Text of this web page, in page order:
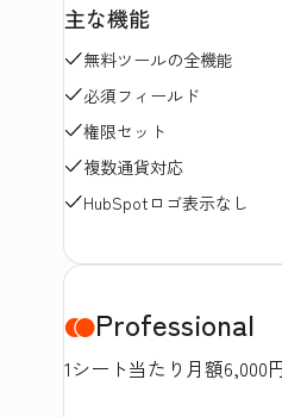
主な機能
無料ツールの全機能
必須フィールド
権限セット
複数通貨対応
HubSpotロゴ表示なし
Professional
1シート当たり月額6,000